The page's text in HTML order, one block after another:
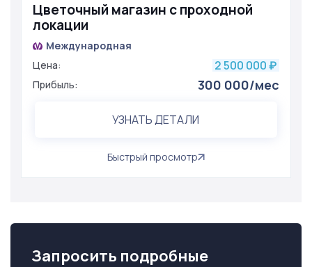
Цветочный магазин с проходной
локации
Международная
Цена:
2 500 000 ₽
Прибыль: 300 000/мес
УЗНАТЬ ДЕТАЛИ
Быстрый просмотр
Запросить подробные